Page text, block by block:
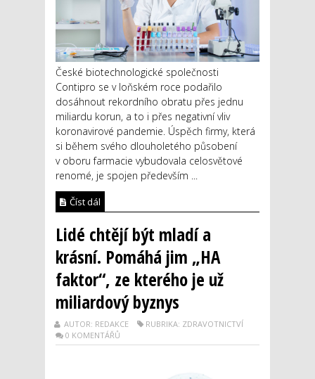
České biotechnologické společnosti
Contipro se v loňském roce podařilo
dosáhnout rekordního obratu přes jednu
miliardu korun, a to i přes negativní vliv
koronavirové pandemie. Úspěch firmy, která
si během svého dlouholetého působení
v oboru farmacie vybudovala celosvětové
renomé, je spojen především ...
Číst dál
Lidé chtějí být mladí a
krásní. Pomáhá jim „HA
faktor“, ze kterého je už
miliardový byznys
AUTOR: REDAKCE
RUBRIKA: ZDRAVOTNICTVÍ
0 KOMENTÁŘŮ